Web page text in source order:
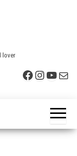
lover
Facebook
E-